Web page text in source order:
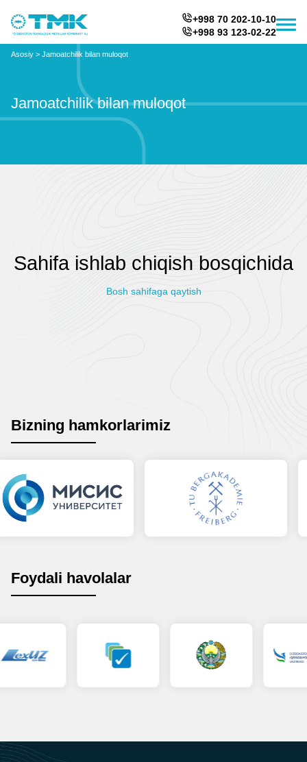
+998 70 202-10-10
+998 93 123-02-22
Asosiy > Jamoatchilik bilan muloqot
Jamoatchilik bilan muloqot
Sahifa ishlab chiqish bosqichida
Bosh sahifaga qaytish
Bizning hamkorlarimiz
Foydali havolalar